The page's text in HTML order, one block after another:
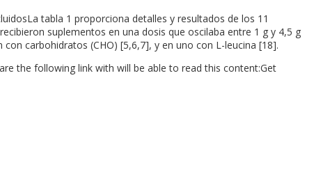
tabla 1 proporciona detalles y resultados de los 11
suplementos en una dosis que oscilaba entre 1 g y 4,5 g
carbohidratos (CHO) [5,6,7], y en uno con L-leucina [18].
the following link with will be able to read this content:Get